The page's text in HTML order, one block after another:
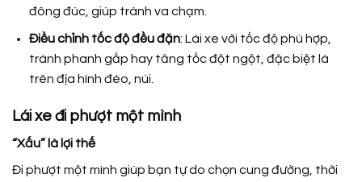
đông đúc, giúp tránh va chạm.
Điều chỉnh tốc độ đều đặn: Lái xe với tốc độ phù hợp,
tránh phanh gấp hay tăng tốc đột ngột, đặc biệt là
trên địa hình đèo, núi.
Lái xe đi phượt một mình
“Xấu” là lợi thế
Đi phượt một mình giúp bạn tự do chọn cung đường, thời